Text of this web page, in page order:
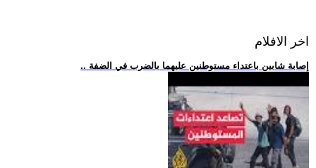
اخر الافلام
.. إصابة شابين باعتداء مستوطنين عليهما بالضرب في الضفة